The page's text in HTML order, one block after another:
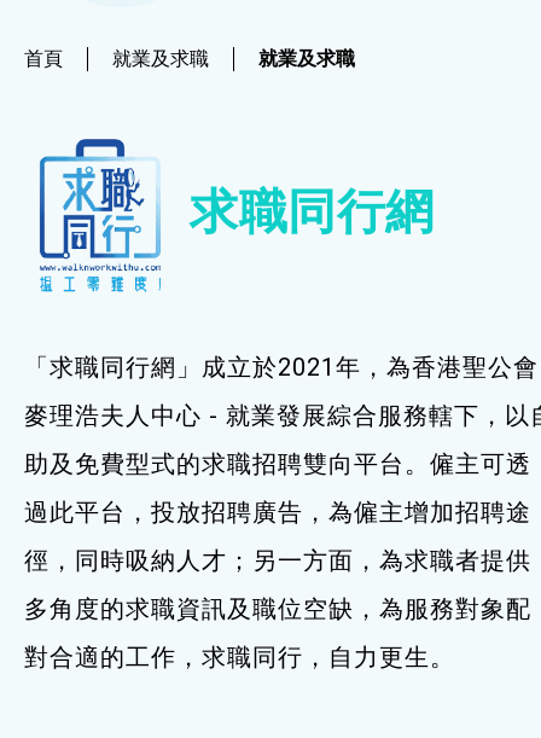
就業及求職
就業及求職
最新資訊 / 招聘會
僱主及企業服務
特別服務項目
最新消息
服務單位及聯絡
首頁 就業及求職 就業及求職
求職同行網
「求職同行網」成立於2021年，為香港聖公會
麥理浩夫人中心 - 就業發展綜合服務轄下，以
助及免費型式的求職招聘雙向平台。僱主可透
過此平台，投放招聘廣告，為僱主增加招聘途
徑，同時吸納人才；另一方面，為求職者提供
多角度的求職資訊及職位空缺，為服務對象配
對合適的工作，求職同行，自力更生。